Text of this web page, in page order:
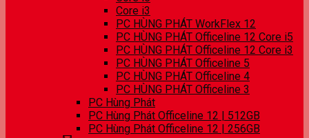
Core i3
PC HÙNG PHÁT WorkFlex 12
PC HÙNG PHÁT Officeline 12 Core i5
PC HÙNG PHÁT Officeline 12 Core i3
PC HÙNG PHÁT Officeline 5
PC HÙNG PHÁT Officeline 4
PC HÙNG PHÁT Officeline 3
PC Hùng Phát
PC Hùng Phát Officeline 12 | 512GB
PC Hùng Phát Officeline 12 | 256GB